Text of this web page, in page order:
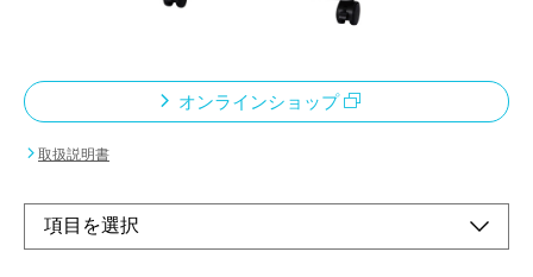
過負荷検知後のオートリバース(自動逆転)機能付き。"
オンラインショップ
取扱説明書